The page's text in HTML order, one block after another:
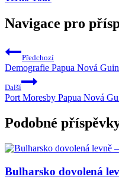
Navigace pro
Předchozí
Demografie Papua Nová
Další
Port Moresby Papua Nová
Podobné
Bulharsko dovolená